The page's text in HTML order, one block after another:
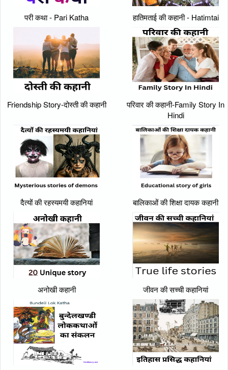
परी कथा - Pari Katha हातिमताई की कहानी - Hatimtai
Friendship Story-दोस्ती की कहानी
परिवार की कहानी-Family Story In
Hindi
दैत्यों की रहस्यमयी कहानियां बालिकाओं की शिक्षा दायक कहानी
अनोखी कहानी जीवन की सच्ची कहानियां